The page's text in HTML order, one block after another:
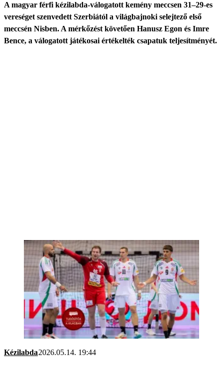
A magyar férfi kézilabda-válogatott kemény meccsen 31–29-es
vereséget szenvedett Szerbiától a világbajnoki selejtező első
meccsén Nisben. A mérkőzést követően Hanusz Egon és Imre
Bence, a válogatott játékosai értékelték csapatuk teljesítményét.
Kézilabda2026.05.14. 19:44